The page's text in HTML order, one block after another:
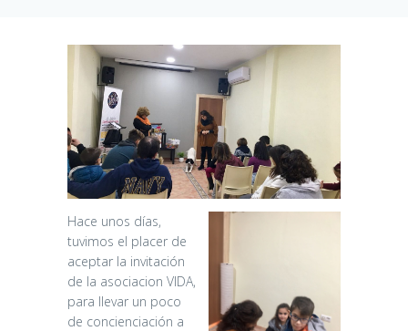
Hace unos días,
tuvimos el placer de
aceptar la invitación
de la asociacion VIDA,
para llevar un poco
de concienciación a